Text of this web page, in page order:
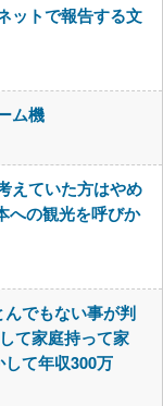
ットで報告する文
ム機
えていた方はやめ
への観光を呼びか
んでもない事が判
て家庭持って家
て年収300万